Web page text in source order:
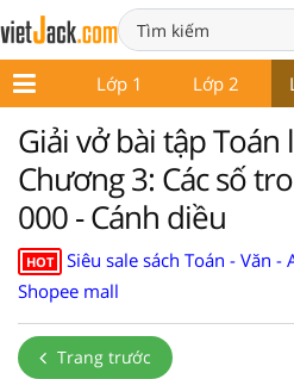
Lớp 1 Lớp 2
Giải vở bài tập Toán
Chương 3: Các số
000 - Cánh diều
HOT
Siêu sale sách Toán - Văn
Shopee mall
Trang trước